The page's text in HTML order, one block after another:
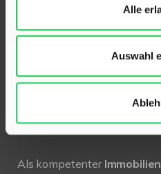
Alle
Auswahl
Telefon:04191 2749279
E-Mail:info@hinrichsen-
PROFIL
Als kompetenter